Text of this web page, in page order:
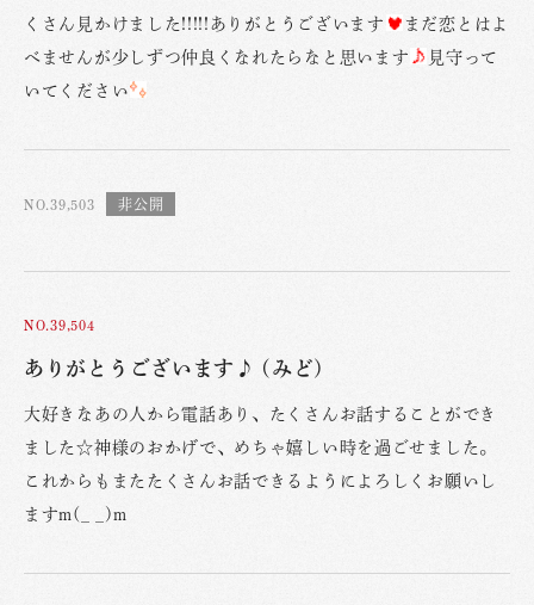
くさん見かけました!!!!!ありがとうございます
まだ恋とはよ
べませんが少しずつ仲良くなれたらなと思います
見守って
いてください
NO.39,503
NO.39,504
ありがとうございます♪ (みど)
大好きなあの人から電話あり、たくさんお話することができ
ました☆神様のおかげで、めちゃ嬉しい時を過ごせました。
これからもまたたくさんお話できるようによろしくお願いし
ますm(_ _)m